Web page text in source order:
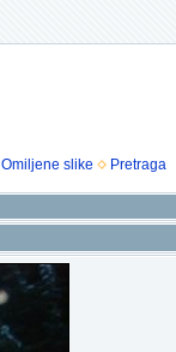
Omiljene slike Pretraga